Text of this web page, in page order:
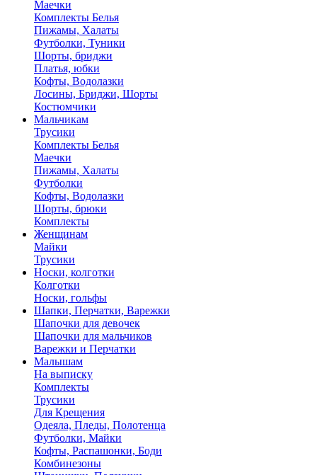
Маечки
Комплекты Белья
Пижамы, Халаты
Футболки, Туники
Шорты, бриджи
Платья, юбки
Кофты, Водолазки
Лосины, Бриджи, Шорты
Костюмчики
Мальчикам
Трусики
Комплекты Белья
Маечки
Пижамы, Халаты
Футболки
Кофты, Водолазки
Шорты, брюки
Комплекты
Женщинам
Майки
Трусики
Носки, колготки
Колготки
Носки, гольфы
Шапки, Перчатки, Варежки
Шапочки для девочек
Шапочки для мальчиков
Варежки и Перчатки
Малышам
На выписку
Комплекты
Трусики
Для Крещения
Одеяла, Пледы, Полотенца
Футболки, Майки
Кофты, Распашонки, Боди
Комбинезоны